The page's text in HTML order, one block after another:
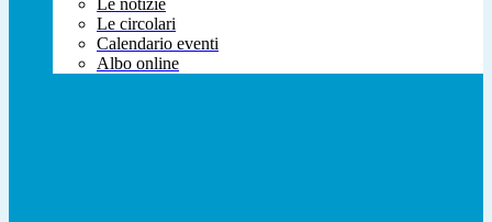
Le notizie
Le circolari
Calendario eventi
Albo online